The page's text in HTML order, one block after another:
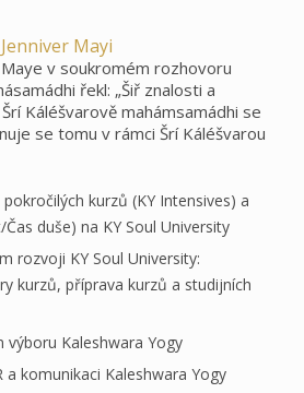
Mayi
Maye v soukromém rozhovoru
řekl: „Šiř znalosti a
Káléšvarově mahámsamádhi se
se tomu v rámci Šrí Káléšvarou
kurzů (KY Intensives) a
duše) na KY Soul University
rozvoji KY Soul University:
kurzů, příprava kurzů a studijních
výboru Kaleshwara Yogy
a komunikaci Kaleshwara Yogy